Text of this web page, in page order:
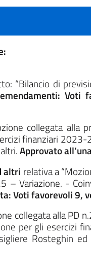
“Bilancio di
collegata alla
finanziari 2023-
Approvato
altri relativa a
Variazione. -
Voti favorevoli 9,
collegata alla PD
per gli esercizi
Rosteghin